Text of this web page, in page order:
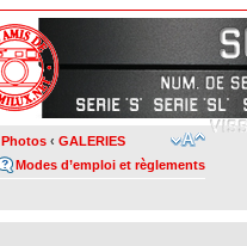
Photos ‹ GALERIES
Modes d’emploi et règlements